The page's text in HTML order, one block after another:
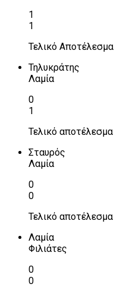
1
1
Τελικό Αποτέλεσμα
Τηλυκράτης
Λαμία
0
1
Τελικό αποτέλεσμα
Σταυρός
Λαμία
0
0
Τελικό αποτέλεσμα
Λαμία
Φιλιάτες
0
0